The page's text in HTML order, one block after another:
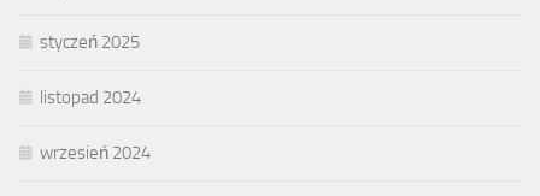
styczeń 2025
listopad 2024
wrzesień 2024